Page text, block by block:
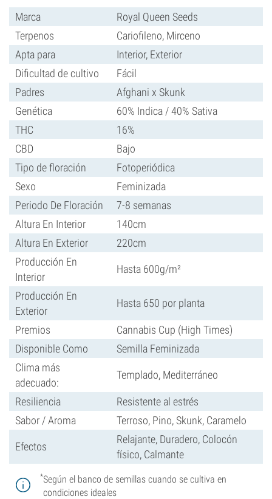
Marca
Royal Queen Seeds
Terpenos
Cariofileno, Mirceno
Apta para
Interior, Exterior
Dificultad de cultivo
Fácil
Padres
Afghani x Skunk
Genética
60% Indica / 40% Sativa
THC
16%
CBD
Bajo
Tipo de floración
Fotoperiódica
Sexo
Feminizada
Periodo De Floración
7-8 semanas
Altura En Interior
140cm
Altura En Exterior
220cm
Producción En
Interior
Hasta 600g/m²
Producción En
Exterior
Hasta 650 por planta
Premios
Cannabis Cup (High Times)
Disponible Como
Semilla Feminizada
Clima más
adecuado:
Templado, Mediterráneo
Resiliencia
Resistente al estrés
Sabor / Aroma
Terroso, Pino, Skunk, Caramelo
Efectos
Relajante, Duradero, Colocón
físico, Calmante
*Según el banco de semillas cuando se cultiva en
condiciones ideales